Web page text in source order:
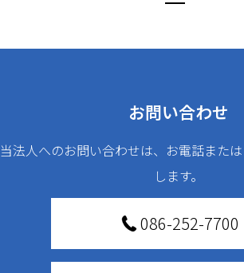
お問い合わせ
当法人へのお問い合わせは、お電話また
します。
086-252-7700